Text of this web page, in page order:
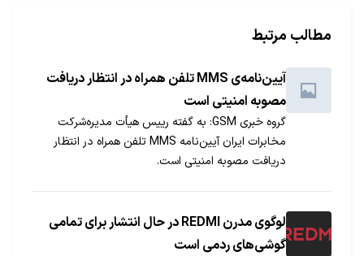
مطالب مرتبط
آیین‌نامه‌ی MMS تلفن همراه در انتظار دریافت
مصوبه‌ امنیتی است
گروه خبری GSM: به گفته رییس هیأت مدیره‌شركت
مخابرات ایران آیین‌نامه‌ MMS تلفن همراه در انتظار
دریافت مصوبه‌ امنیتی است.
لوگوی مدرن REDMI در حال انتشار برای تمامی
گوشی‌های ردمی است